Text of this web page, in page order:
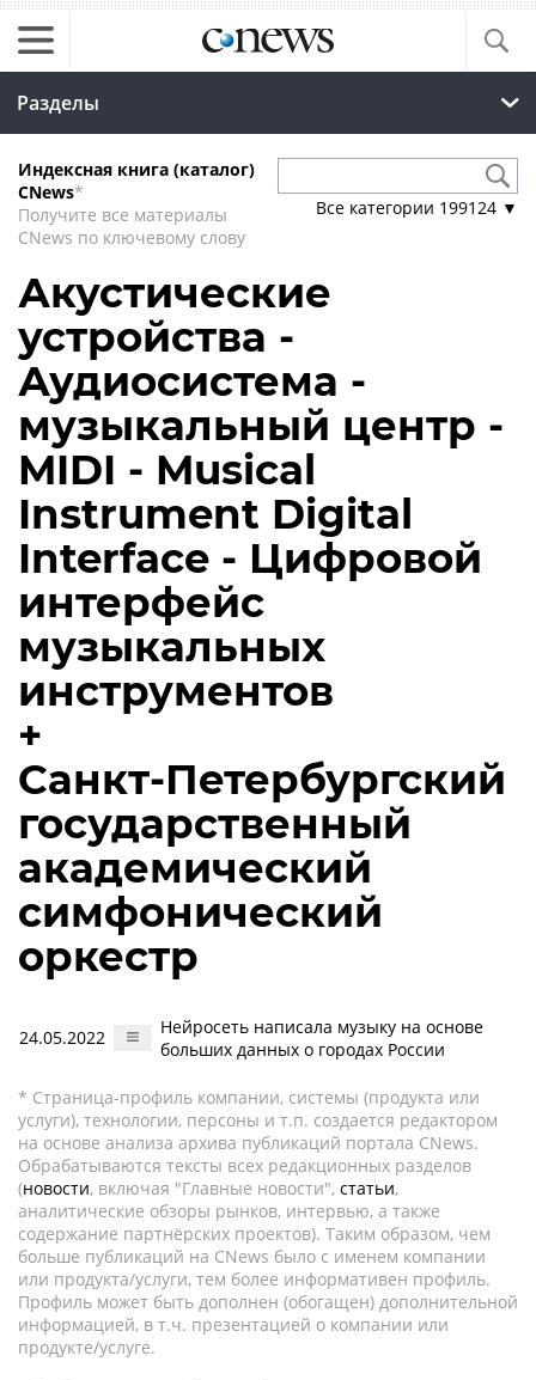
Разделы
Индексная книга (каталог)
CNews*
Получите все материалы
CNews по ключевому слову
Все категории 199124 ▼
Акустические
устройства -
Аудиосистема -
музыкальный центр -
MIDI - Musical
Instrument Digital
Interface - Цифровой
интерфейс
музыкальных
инструментов
+
Санкт-Петербургский
государственный
академический
симфонический
оркестр
24.05.2022
Нейросеть написала музыку на основе
больших данных о городах России
* Страница-профиль компании, системы (продукта или
услуги), технологии, персоны и т.п. создается редактором
на основе анализа архива публикаций портала CNews.
Обрабатываются тексты всех редакционных разделов
(новости, включая "Главные новости", статьи,
аналитические обзоры рынков, интервью, а также
содержание партнёрских проектов). Таким образом, чем
больше публикаций на CNews было с именем компании
или продукта/услуги, тем более информативен профиль.
Профиль может быть дополнен (обогащен) дополнительной
информацией, в т.ч. презентацией о компании или
продукте/услуге.